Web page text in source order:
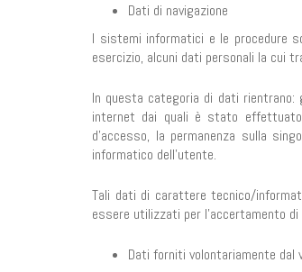
Dati di navigazione
I sistemi informatici e le procedure
esercizio, alcuni dati personali la cui
In questa categoria di dati
internet dai quali è stato effettuato
d’accesso, la permanenza sulla
informatico dell’utente.
Tali dati di carattere tecnico/
essere utilizzati per l’accertamento
Dati forniti volontariamente dal